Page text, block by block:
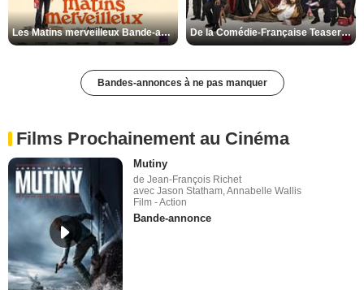
Les Matins merveilleux Bande-annonce VF De la Comédie-Française Teaser VF
Bandes-annonces à ne pas manquer
Films Prochainement au Cinéma
Mutiny
de Jean-François Richet
avec Jason Statham, Annabelle Wallis
Film - Action
Bande-annonce